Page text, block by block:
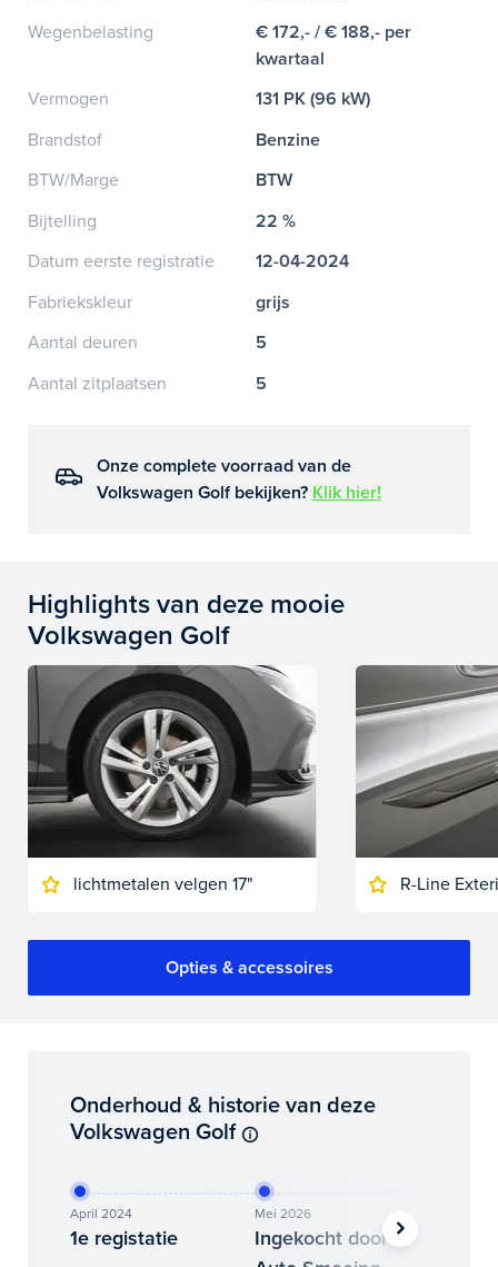
Wegenbelasting
€ 172,- / € 188,- per
kwartaal
Vermogen
131 PK (96 kW)
Brandstof
Benzine
BTW/Marge
BTW
Bijtelling
22 %
Datum eerste registratie
12-04-2024
Fabriekskleur
grijs
Aantal deuren
5
Aantal zitplaatsen
5
Onze complete voorraad van de
Volkswagen Golf bekijken? Klik hier!
Highlights van deze mooie
Volkswagen Golf
lichtmetalen velgen 17" R-Line
Opties & accessoires
Onderhoud & historie van deze
Volkswagen Golf
April 2024
1e registatie
Mei 2026
Ingekocht door